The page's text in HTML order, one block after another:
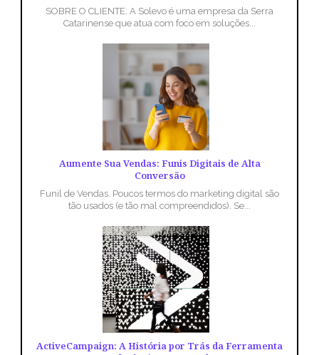
SOBRE O CLIENTE: A Solevo é uma empresa da Serra
Catarinense que atua com foco em soluções...
Aumente Sua Vendas: Funis Digitais de Alta
Conversão
Funil de Vendas. Poucos termos do marketing digital são
tão usados (e tão mal compreendidos). Se...
ActiveCampaign: A História por Trás da Ferramenta